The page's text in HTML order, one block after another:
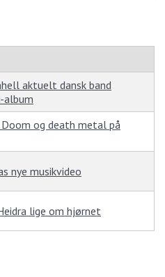
aktuelt dansk band
album
og death metal på
nye musikvideo
lige om hjørnet